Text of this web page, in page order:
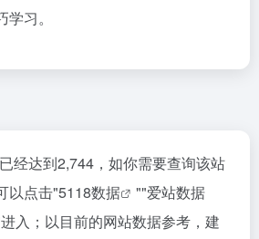
习。
经达到2,744，如你需要查询该站
以点击"5118数据 ""爱站数据
入；以目前的网站数据参考，建